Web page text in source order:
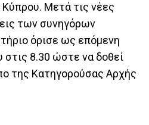
Μετά τις νέες
των συνηγόρων
όρισε ως επόμενη
στις 8.30 ώστε να δοθεί
της Κατηγορούσας Αρχής